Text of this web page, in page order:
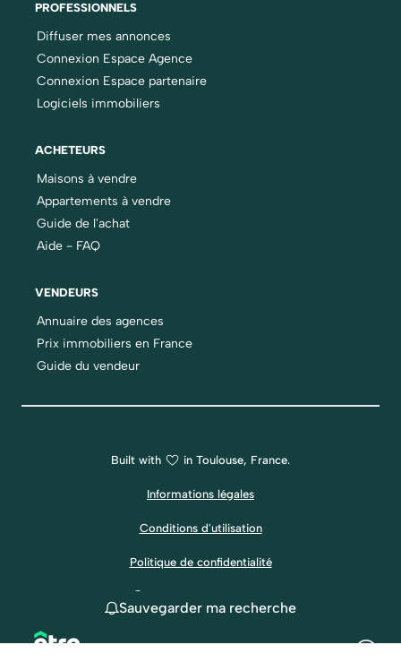
Sauvegarder ma recherche
PROFESSIONNELS
Diffuser mes annonces
Connexion Espace Agence
Connexion Espace partenaire
Logiciels immobiliers
ACHETEURS
Maisons à vendre
Appartements à vendre
Guide de l'achat
Aide - FAQ
VENDEURS
Annuaire des agences
Prix immobiliers en France
Guide du vendeur
Built with in Toulouse, France.
Informations légales
Conditions d'utilisation
Politique de confidentialité